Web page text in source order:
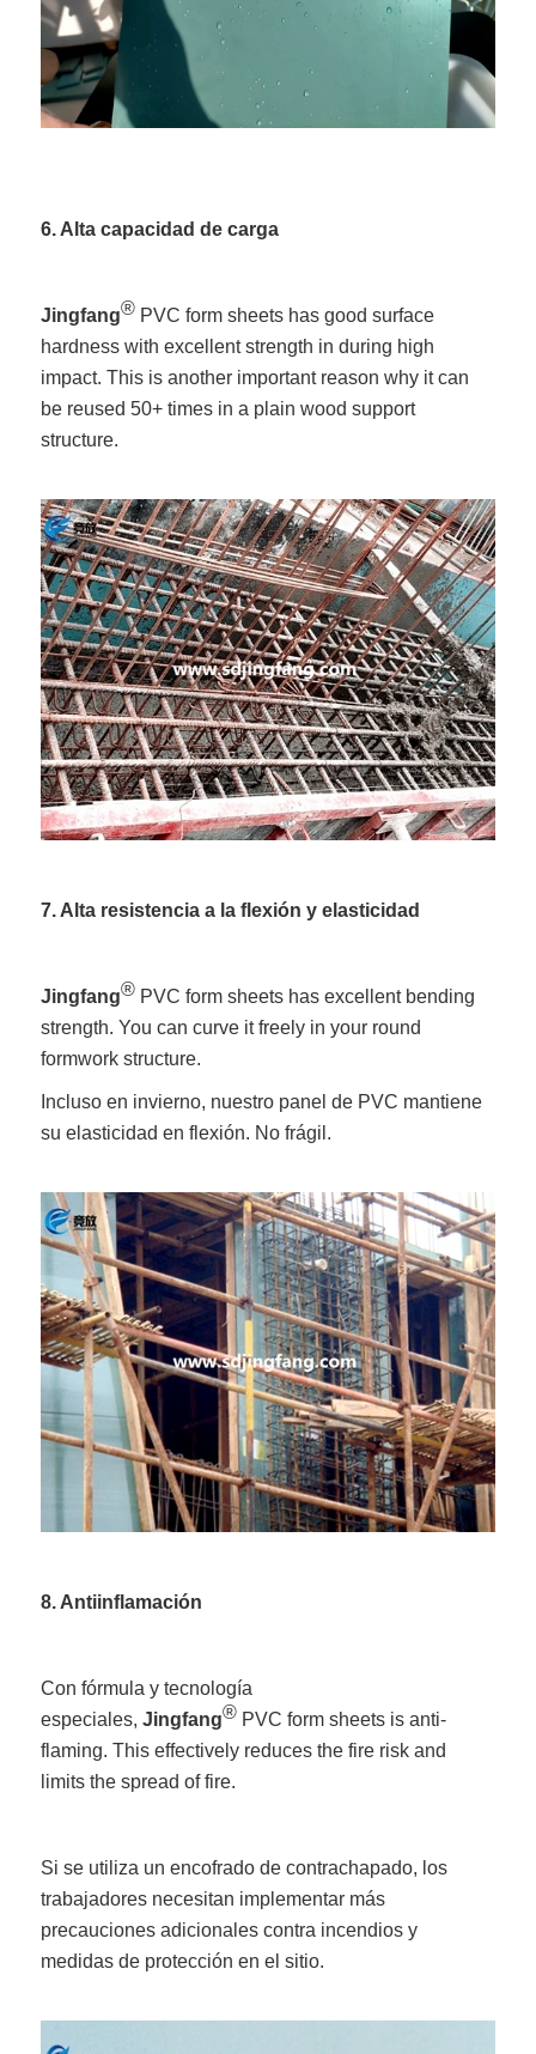
6. Alta capacidad de carga
Jingfang® PVC form sheets has good surface
hardness with excellent strength in during high
impact. This is another important reason why it can
be reused 50+ times in a plain wood support
structure.
7. Alta resistencia a la flexión y elasticidad
Jingfang® PVC form sheets has excellent bending
strength. You can curve it freely in your round
formwork structure.
Incluso en invierno, nuestro panel de PVC mantiene
su elasticidad en flexión. No frágil.
8. Antiinflamación
Con fórmula y tecnología
especiales,Jingfang® PVC form sheets is anti-
flaming. This effectively reduces the fire risk and
limits the spread of fire.
Si se utiliza un encofrado de contrachapado, los
trabajadores necesitan implementar más
precauciones adicionales contra incendios y
medidas de protección en el sitio.